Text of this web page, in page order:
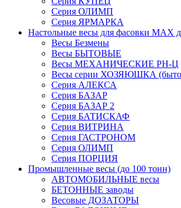
Серия ОЛИМП
Серия ЯРМАРКА
Настольные весы для фасовки MAX
Весы Безмены
Весы БЫТОВЫЕ
Весы МЕХАНИЧЕСКИЕ РН-Ц
Весы серии ХОЗЯЮШКА
Серия АЛЕКСА
Серия БАЗАР
Серия БАЗАР 2
Серия БАТИСКАФ
Серия ВИТРИНА
Серия ГАСТРОНОМ
Серия ОЛИМП
Серия ПОРЦИЯ
Промышленные весы (до 100 тонн)
АВТОМОБИЛЬНЫЕ весы
БЕТОННЫЕ заводы
Весовые ДОЗАТОРЫ